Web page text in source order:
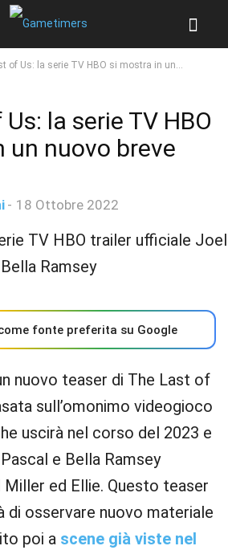
of Us: la serie TV HBO si mostra in un...
la serie TV HBO
un nuovo breve
- 18 Ottobre 2022
fonte preferita su Google
nuovo teaser di The Last of
sull’omonimo videogioco
uscirà nel corso del 2023 e
e Bella Ramsey
ed Ellie. Questo teaser
di osservare nuovo materiale
poi a scene già viste nel